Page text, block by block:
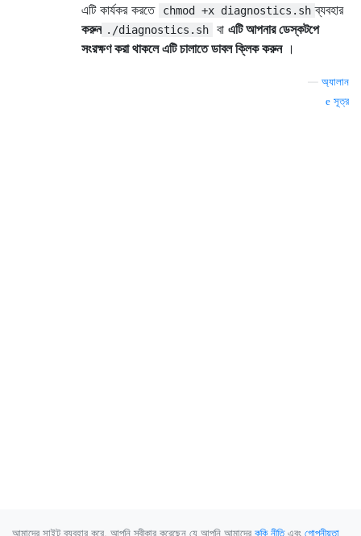
এটি কার্যকর করতে
chmod +x diagnostics.sh ব্যবহার
করুন ./diagnostics.sh বা এটি আপনার ডেস্কটপে
সংরক্ষণ করা থাকলে এটি চালাতে ডাবল ক্লিক করুন।
অ্যালান
সূত্র
আমাদের সাইট ব্যবহার করে, আপনি স্বীকার করেছেন যে আপনি আমাদের কুকি নীতিএবং গোপনীয়তা